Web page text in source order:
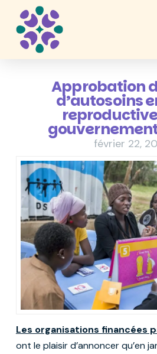
Approbation
d’autosoins
février 22,
Les organisations financées
ont le plaisir d’annoncer qu’en